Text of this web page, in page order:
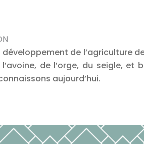
de l’agriculture
de l’orge, du seigle, et
aujourd’hui.